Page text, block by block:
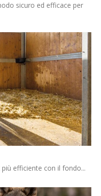
sicuro ed efficace per
efficiente con il fondo...